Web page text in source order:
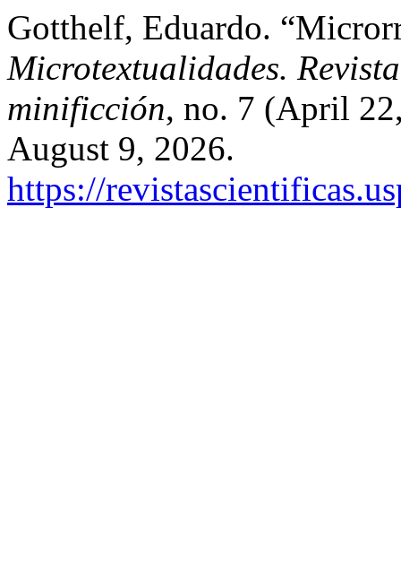
Gotthelf, Eduardo.
Microtextualidades.
minificción, no. 7 (April
August 9, 2026.
https://